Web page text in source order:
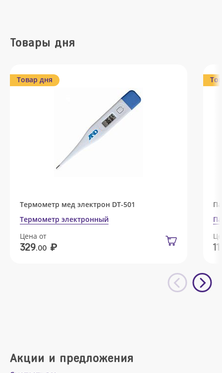
Товары дня
Товар дня
Термометр мед электрон DT-501
Термометр электронный
Цена от
329.00 ₽ 11
Акции и предложения